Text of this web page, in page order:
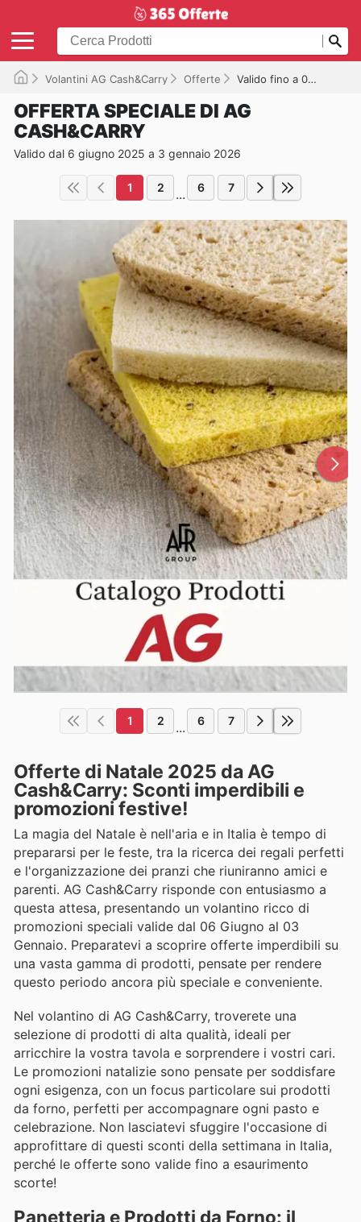
Volantini AG Cash&Carry Offerte Valido fino a 03/01/2026
OFFERTA SPECIALE DI AG
CASH&CARRY
Valido dal 6 giugno 2025 a 3 gennaio 2026
1 2 ... 6 7
1 2 ... 6 7
Offerte di Natale 2025 da AG
Cash&Carry: Sconti imperdibili e
promozioni festive!
La magia del Natale è nell'aria e in Italia è tempo di
prepararsi per le feste, tra la ricerca dei regali perfetti
e l'organizzazione dei pranzi che riuniranno amici e
parenti. AG Cash&Carry risponde con entusiasmo a
questa attesa, presentando un volantino ricco di
promozioni speciali valide dal 06 Giugno al 03
Gennaio. Preparatevi a scoprire offerte imperdibili su
una vasta gamma di prodotti, pensate per rendere
questo periodo ancora più speciale e conveniente.
Nel volantino di AG Cash&Carry, troverete una
selezione di prodotti di alta qualità, ideali per
arricchire la vostra tavola e sorprendere i vostri cari.
Le promozioni natalizie sono pensate per soddisfare
ogni esigenza, con un focus particolare sui prodotti
da forno, perfetti per accompagnare ogni pasto e
celebrazione. Non lasciatevi sfuggire l'occasione di
approfittare di questi sconti della settimana in Italia,
perché le offerte sono valide fino a esaurimento
scorte!
Panetteria e Prodotti da Forno: il